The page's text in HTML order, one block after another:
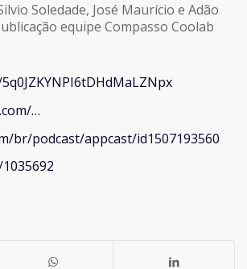
Soledade, José Maurício e Adão
equipe Compasso Coolab
…
br/podcast/appcast/id1507193560